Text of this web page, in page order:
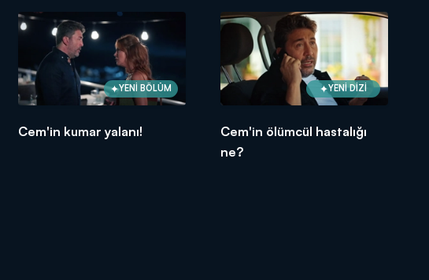
YENİ BÖLÜM
Cem'in kumar yalanı!
YENİ DİZİ
Cem'in ölümcül hastalığı
ne?